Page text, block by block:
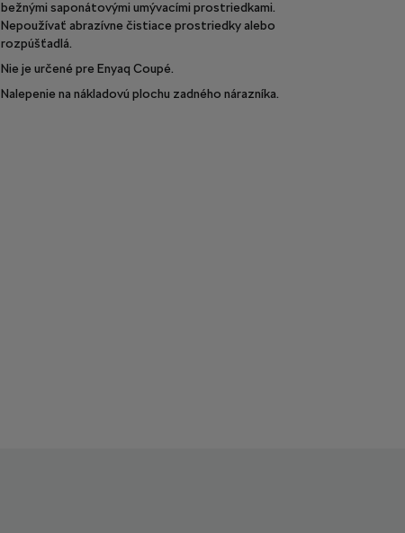
bežnými saponátovými umývacími prostriedkami.
Nepoužívať abrazívne čistiace prostriedky alebo
rozpúšťadlá.
Nie je určené pre Enyaq Coupé.
Nalepenie na nákladovú plochu zadného nárazníka.